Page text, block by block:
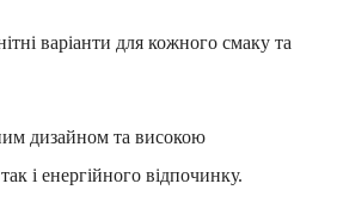
варіанти для кожного смаку та
дизайном та високою
і енергійного відпочинку.